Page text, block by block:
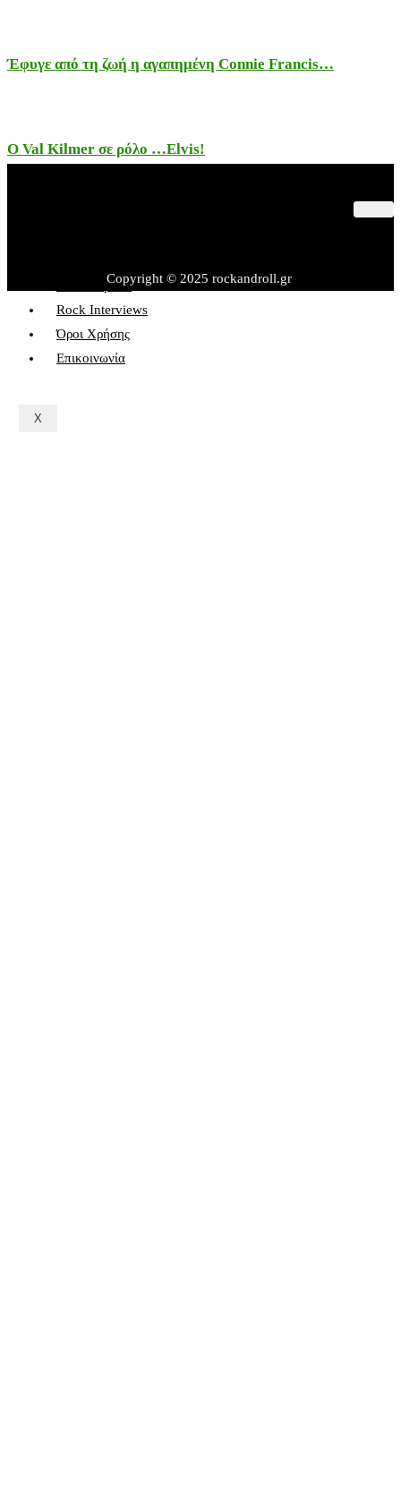
Έφυγε από τη ζωή η αγαπημένη Connie Francis…
Ο Val Kilmer σε ρόλο …Elvis!
Rock&Sports
Rock Interviews
Όροι Χρήσης
Επικοινωνία
X
Copyright © 2025 rockandroll.gr